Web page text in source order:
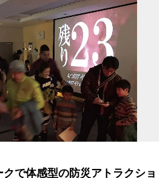
で体感型の防災アトラクショ